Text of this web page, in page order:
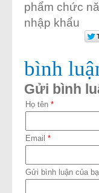
phẩm chức
nhập khẩu
bình
Gửi bình
Họ tên *
Email *
Gửi bình luận của